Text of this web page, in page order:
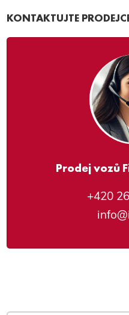
KONTAKTUJTE
Prodej vozů
+420